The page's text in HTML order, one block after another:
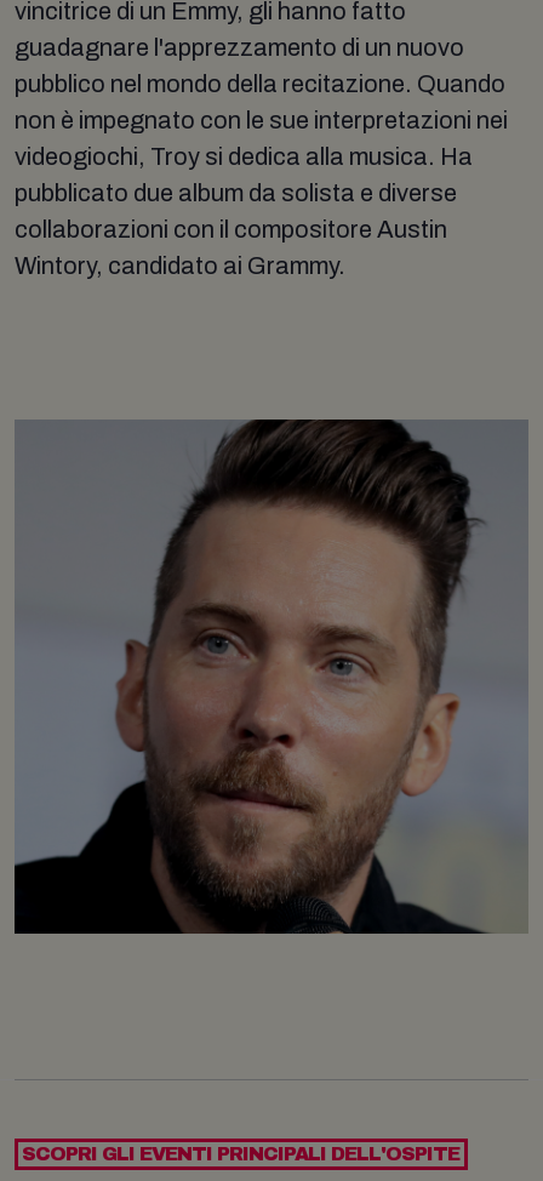
vincitrice di un Emmy, gli hanno fatto
guadagnare l'apprezzamento di un nuovo
pubblico nel mondo della recitazione. Quando
non è impegnato con le sue interpretazioni nei
videogiochi, Troy si dedica alla musica. Ha
pubblicato due album da solista e diverse
collaborazioni con il compositore Austin
Wintory, candidato ai Grammy.
SCOPRI GLI EVENTI PRINCIPALI DELL'OSPITE